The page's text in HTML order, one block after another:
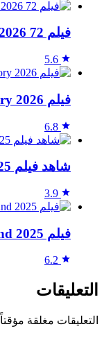
فيلم 72 Hours 2026 مترجم مباشرة HD
5.6
فيلم A Toxic Love Story 2026 مترجم HD
6.8
شاهد فيلم The Memory Keeper 2025 مترجم HD
3.9
فيلم Sukkwan Island 2025 مترجم HD
6.2
التعليقات
التعليقات مغلقة مؤقتاً